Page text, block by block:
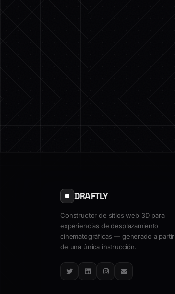
DRAFTLY
Constructor de sitios web 3D para
experiencias de desplazamiento
cinematográficas — generado a partir
de una única instrucción.
TwitterLinkedInInstagram
Email